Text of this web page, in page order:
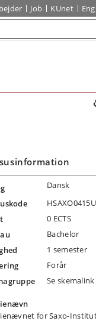
Job KUnet
Dansk
HSAXO0415U
0 ECTS
Bachelor
1 semester
Forår
Se skemalink
for Saxo-